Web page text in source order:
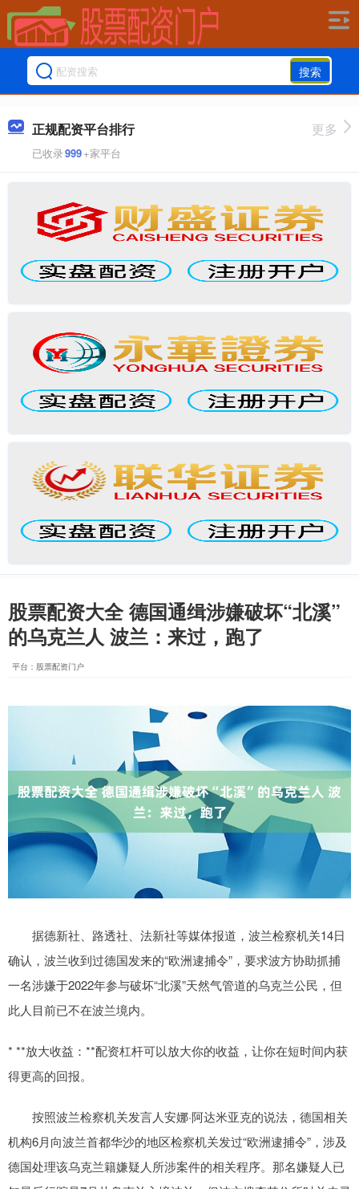
搜索
正规配资平台排行
已收录999+家平台
更多
股票配资大全 德国通缉涉嫌破坏“北溪”
的乌克兰人 波兰：来过，跑了
平台：股票配资门户
据德新社、路透社、法新社等媒体报道，波兰检察机关14日
确认，波兰收到过德国发来的“欧洲逮捕令”，要求波方协助抓捕
一名涉嫌于2022年参与破坏“北溪”天然气管道的乌克兰公民，但
此人目前已不在波兰境内。
* **放大收益：**配资杠杆可以放大你的收益，让你在短时间内获
得更高的回报。
按照波兰检察机关发言人安娜·阿达米亚克的说法，德国相关
机构6月向波兰首都华沙的地区检察机关发过“欧洲逮捕令”，涉及
德国处理该乌克兰籍嫌疑人所涉案件的相关程序。那名嫌疑人已